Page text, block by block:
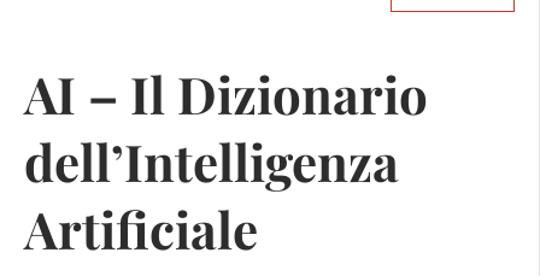
AI – Il Dizionario
dell’Intelligenza
Artificiale